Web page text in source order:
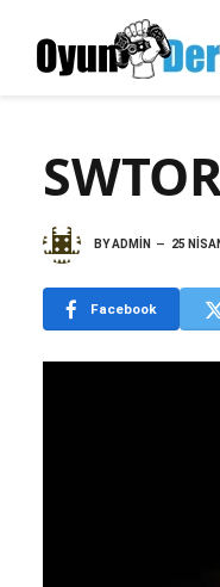
BYADMIN 25
Facebook